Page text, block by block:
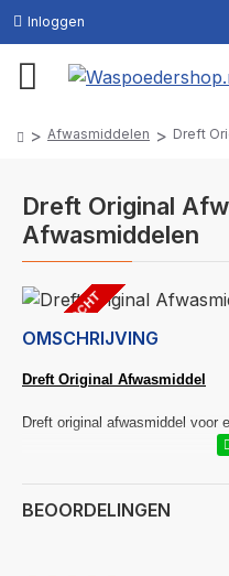
Inloggen
Afwasmiddelen Dreft
Dreft Original
Afwasmiddelen
UITVERKOCHT
OMSCHRIJVING
Dreft Original Afwasmiddel
Dreft original afwasmiddel voor
BEOORDELINGEN